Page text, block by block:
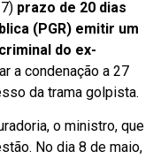
prazo de 20 dias
(PGR) emitir um
do ex-
a condenação a 27
da trama golpista.
o ministro, que
No dia 8 de maio,